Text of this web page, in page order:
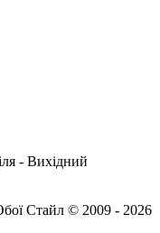
- Вихідний
Стайл © 2009 - 2026